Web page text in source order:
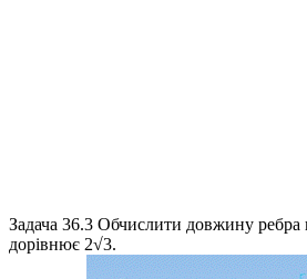
Задача 36.3 Обчислити довжину ребра
дорівнює 2√3.